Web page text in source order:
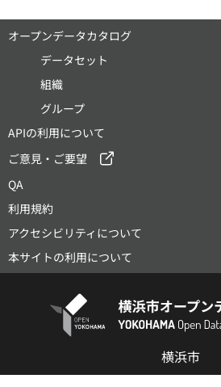
オープンデータカタログ
データセット
組織
グループ
APIの利用について
ご意見・ご要望
QA
利用規約
アクセシビリティについて
本サイトの利用について
横浜市